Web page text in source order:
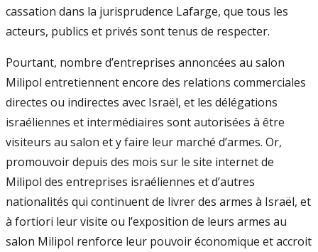
cassation dans la jurisprudence Lafarge, que tous les
acteurs, publics et privés sont tenus de respecter.
Pourtant, nombre d’entreprises annoncées au salon
Milipol entretiennent encore des relations commerciales
directes ou indirectes avec Israël, et les délégations
israéliennes et intermédiaires sont autorisées à être
visiteurs au salon et y faire leur marché d’armes. Or,
promouvoir depuis des mois sur le site internet de
Milipol des entreprises israéliennes et d’autres
nationalités qui continuent de livrer des armes à Israël, et
à fortiori leur visite ou l’exposition de leurs armes au
salon Milipol renforce leur pouvoir économique et accroit